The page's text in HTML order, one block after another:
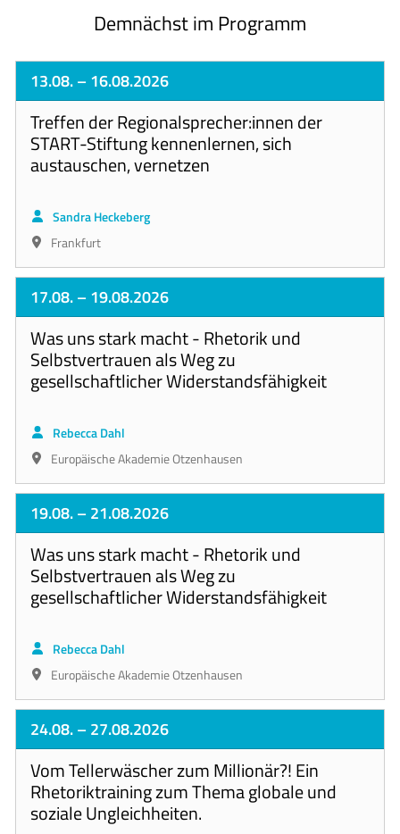
Demnächst im Programm
13.08.– 16.08.2026
Treffen der Regionalsprecher:innen der
START-Stiftung kennenlernen, sich
austauschen, vernetzen
Sandra Heckeberg
Frankfurt
17.08.– 19.08.2026
Was uns stark macht - Rhetorik und
Selbstvertrauen als Weg zu
gesellschaftlicher Widerstandsfähigkeit
Rebecca Dahl
Europäische Akademie Otzenhausen
19.08.– 21.08.2026
Was uns stark macht - Rhetorik und
Selbstvertrauen als Weg zu
gesellschaftlicher Widerstandsfähigkeit
Rebecca Dahl
Europäische Akademie Otzenhausen
24.08.– 27.08.2026
Vom Tellerwäscher zum Millionär?! Ein
Rhetoriktraining zum Thema globale und
soziale Ungleichheiten.